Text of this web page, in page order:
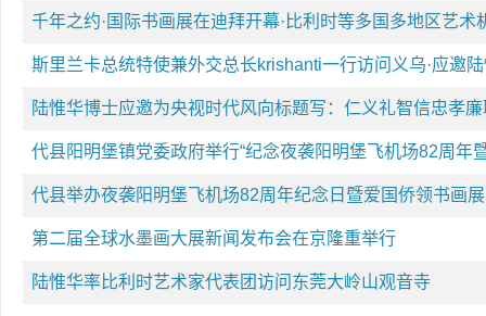
千年之约·国际书画展在迪拜开幕·比利时等多国多地区艺术
斯里兰卡总统特使兼外交总长krishanti一行访问义乌·应邀
陆惟华博士应邀为央视时代风向标题写：仁义礼智信忠孝
代县阳明堡镇党委政府举行“纪念夜袭阳明堡飞机场82周年
代县举办夜袭阳明堡飞机场82周年纪念日暨爱国侨领书画展
第二届全球水墨画大展新闻发布会在京隆重举行
陆惟华率比利时艺术家代表团访问东莞大岭山观音寺